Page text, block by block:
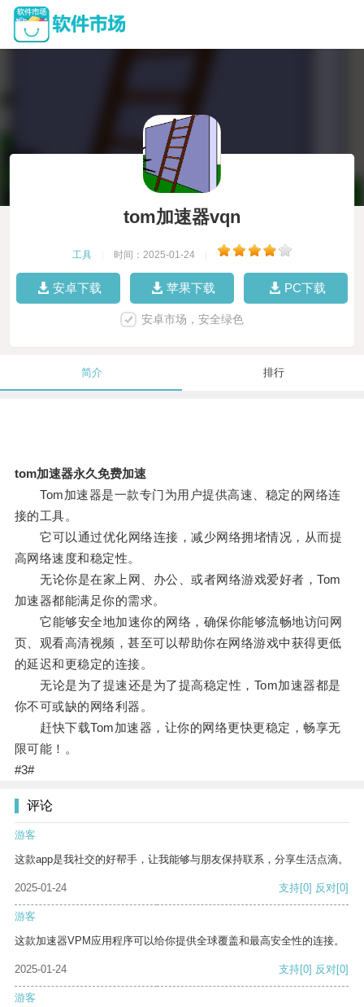
tom加速器vqn
工具 时间：2025-01-24
安卓下载 苹果下载 PC下载
安卓市场，安全绿色
简介 排行
tom加速器永久免费加速
Tom加速器是一款专门为用户提供高速、稳定的网络连
接的工具。
它可以通过优化网络连接，减少网络拥堵情况，从而提
高网络速度和稳定性。
无论你是在家上网、办公、或者网络游戏爱好者，Tom
加速器都能满足你的需求。
它能够安全地加速你的网络，确保你能够流畅地访问网
页、观看高清视频，甚至可以帮助你在网络游戏中获得更低
的延迟和更稳定的连接。
无论是为了提速还是为了提高稳定性，Tom加速器都是
你不可或缺的网络利器。
赶快下载Tom加速器，让你的网络更快更稳定，畅享无
限可能！。
#3#
评论
游客
这款app是我社交的好帮手，让我能够与朋友保持联系，分享生活点滴。
2025-01-24 支持[0] 反对[0]
游客
这款加速器VPM应用程序可以给你提供全球覆盖和最高安全性的连接。
2025-01-24 支持[0] 反对[0]
游客